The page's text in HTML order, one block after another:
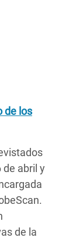
de los
abril y
de la